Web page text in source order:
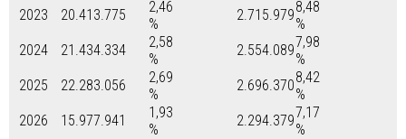
2023
20.413.775
2,46
%
2.715.9798,48
%
2024
21.434.334
2,58
%
2.554.0897,98
%
2025
22.283.056
2,69
%
2.696.3708,42
%
2026
15.977.941
1,93
%
2.294.3797,17
%